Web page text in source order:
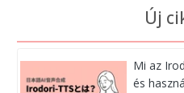
Új
Mi az
és